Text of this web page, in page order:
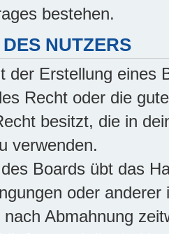
bestehen.
NUTZERS
der Erstellung eines
Recht oder die
besitzt, die in
verwenden.
Boards übt das
oder
nach Abmahnung